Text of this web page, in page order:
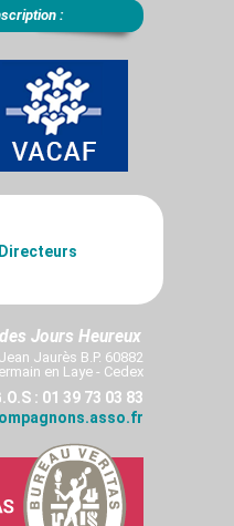
:
Jours Heureux
Jaurès B.P. 60882
en Laye - Cedex
: 01 39 73 03 83